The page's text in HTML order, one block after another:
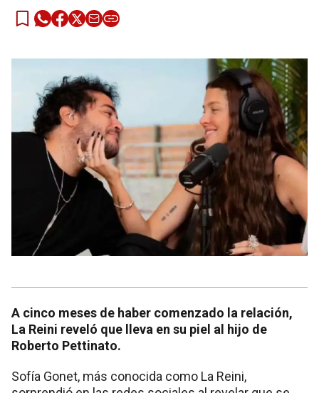
A cinco meses de haber comenzado la relación,
La Reini reveló que lleva en su piel al hijo de
Roberto Pettinato.
Sofía Gonet, más conocida como La Reini,